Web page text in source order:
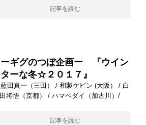
記事を読む
ーギグのつぼ企画ー 『ウイン
ターな冬☆２０１７』
藍田真一（三田） / 和製ケビン (大阪） / 白
田将悟（京都） / ハマベダイ（加古川）/
記事を読む